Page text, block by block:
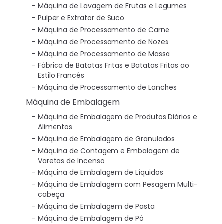
Máquina de Lavagem de Frutas e Legumes
Pulper e Extrator de Suco
Máquina de Processamento de Carne
Máquina de Processamento de Nozes
Máquina de Processamento de Massa
Fábrica de Batatas Fritas e Batatas Fritas ao
Estilo Francês
Máquina de Processamento de Lanches
Máquina de Embalagem
Máquina de Embalagem de Produtos Diários e
Alimentos
Máquina de Embalagem de Granulados
Máquina de Contagem e Embalagem de
Varetas de Incenso
Máquina de Embalagem de Líquidos
Máquina de Embalagem com Pesagem Multi-
cabeça
Máquina de Embalagem de Pasta
Máquina de Embalagem de Pó